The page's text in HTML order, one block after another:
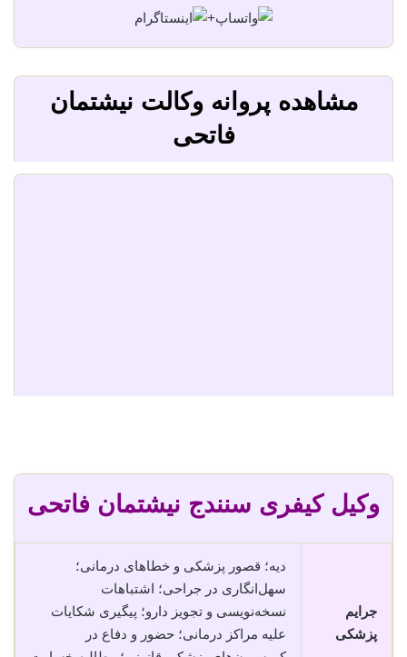
+
مشاهده پروانه وکالت نیشتمان
فاتحی
وکیل کیفری سنندج نیشتمان فاتحی
جرایم
پزشکی
دیه؛ قصور پزشکی و خطاهای درمانی؛
سهل‌انگاری در جراحی؛ اشتباهات
نسخه‌نویسی و تجویز دارو؛ پیگیری شکایات
علیه مراکز درمانی؛ حضور و دفاع در